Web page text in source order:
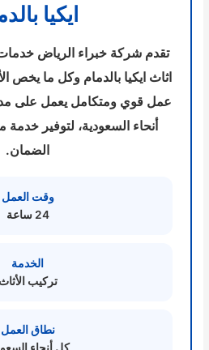
ايكيا
تقدم شركة خبراء الرياض
اثاث ايكيا بالدمام وكل ما يخص
أنحاء السعودية، لتوفير
الضمان.
وقت العمل
24 ساعة
الخدمة
تركيب الأثاث
نطاق العمل
كل أنحاء